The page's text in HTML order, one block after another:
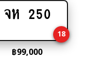
Add
cart
จห 250
18
฿99,000